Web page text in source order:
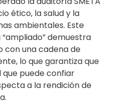
ético, la salud y la
ambientales. Este
demuestra
con una cadena de
lo que garantiza que
que puede confiar
a la rendición de